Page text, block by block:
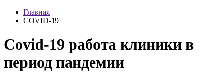
Главная
COVID-19
Covid-19 работа клиники в
период пандемии